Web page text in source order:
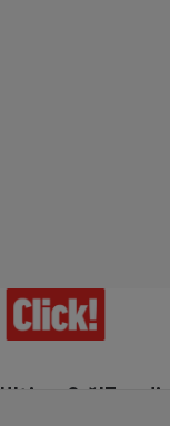
Ultima Oră!Trending